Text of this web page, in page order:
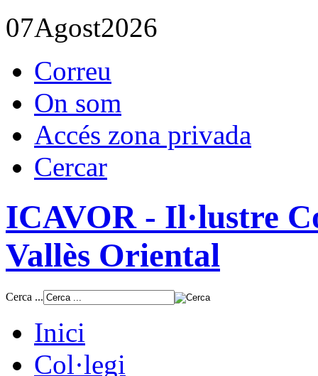
07Agost2026
Correu
On som
Accés zona privada
Cercar
ICAVOR - Il·lustre
Vallès Oriental
Cerca ...
Inici
Col·legi